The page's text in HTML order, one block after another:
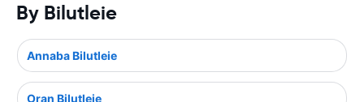
By Bilutleie
Annaba Bilutleie
Oran Bilutleie